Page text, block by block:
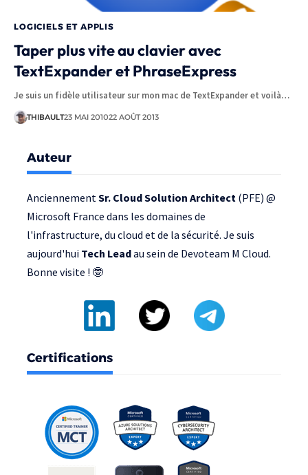
LOGICIELS ET APPLIS
Taper plus vite au clavier avec
TextExpander et PhraseExpress
Je suis un fidèle utilisateur sur mon mac de TextExpander et voilà…
THIBAULT23 MAI 201022 AOÛT 2013
Auteur
Anciennement Sr. Cloud Solution Architect (PFE) @
Microsoft France dans les domaines de
l'infrastructure, du cloud et de la sécurité. Je suis
aujourd'hui Tech Leadau sein de Devoteam M Cloud.
Bonne visite ! 🤓
Certifications